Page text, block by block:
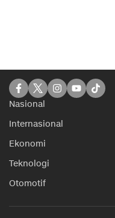
Nasional
Internasional
Ekonomi
Teknologi
Otomotif